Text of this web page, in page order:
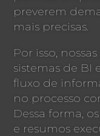
preverem
mais precisas.
Por isso,
sistemas de BI
fluxo de
no processo
Dessa forma,
e resumos